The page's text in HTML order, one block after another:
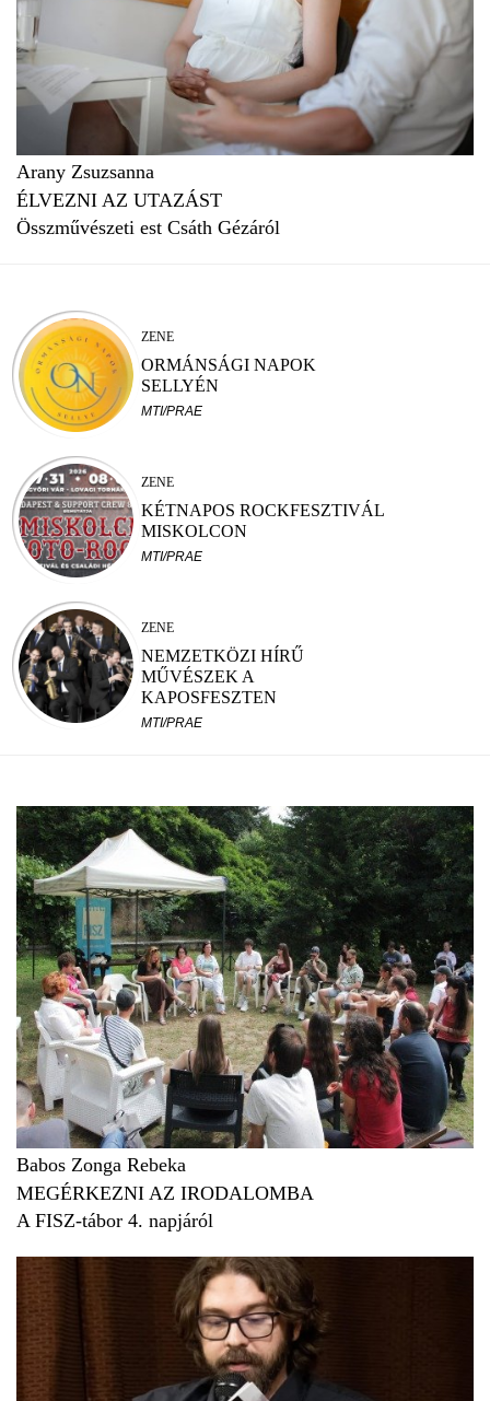
Arany Zsuzsanna
ÉLVEZNI AZ UTAZÁST
Összművészeti est Csáth Gézáról
ZENE
ORMÁNSÁGI NAPOK
SELLYÉN
MTI/PRAE
ZENE
KÉTNAPOS ROCKFESZTIVÁL
MISKOLCON
MTI/PRAE
ZENE
NEMZETKÖZI HÍRŰ
MŰVÉSZEK A
KAPOSFESZTEN
MTI/PRAE
Babos Zonga Rebeka
MEGÉRKEZNI AZ IRODALOMBA
A FISZ-tábor 4. napjáról